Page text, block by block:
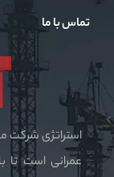
تماس با ما
استراتژی شرکت
عمرانی است تا